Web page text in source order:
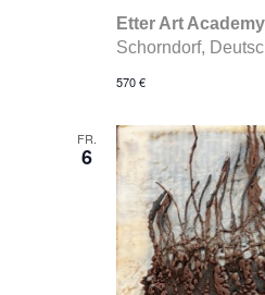
Etter Art Academy
Schorndorf,
570 €
FR.
6